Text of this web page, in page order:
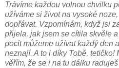
Trávíme každou volnou chvilku
užíváme si život na vysoké
dopřávat. Vzpomínám, když jsi
přijela, jak jsem se cítila skvěle
pocit můžeme užívat každý den
neznají. A to i díky Tobě, tetičko!
věřím, že se i na tu dálku